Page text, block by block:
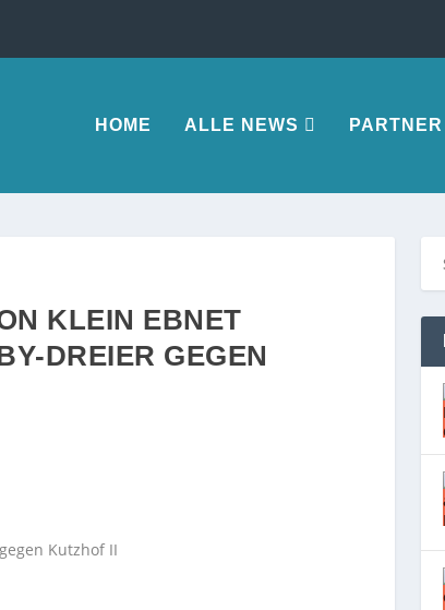
HOME ALLE NEWS PARTNER
KLEIN EBNET
DREIER GEGEN